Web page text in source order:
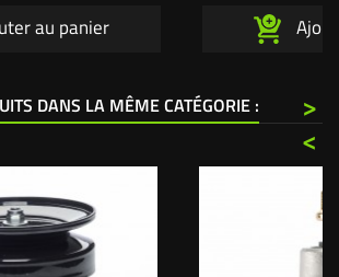
au panier
DANS LA MÊME CATÉGORIE :
>
<